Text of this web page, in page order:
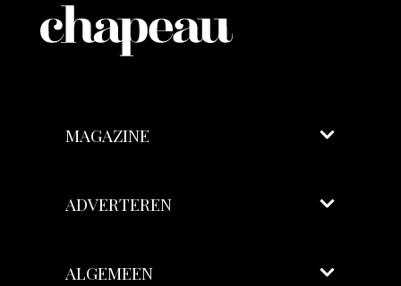
MAGAZINE
ADVERTEREN
ALGEMEEN